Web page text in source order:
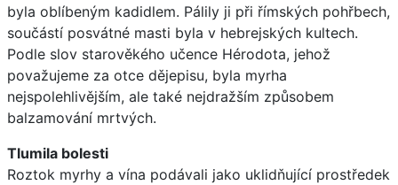
byla oblíbeným kadidlem. Pálily ji při římských pohřbech,
součástí posvátné masti byla v hebrejských kultech.
Podle slov starověkého učence Hérodota, jehož
považujeme za otce dějepisu, byla myrha
nejspolehlivějším, ale také nejdražším způsobem
balzamování mrtvých.
Tlumila bolesti
Roztok myrhy a vína podávali jako uklidňující prostředek